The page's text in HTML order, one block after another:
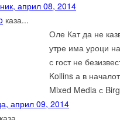
април 08, 2014
каза...
Оле Кат да не
утре има уроци
с гост не
Kollins а в
Mixed Media с
април 09, 2014